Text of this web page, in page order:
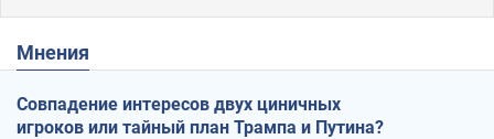
Мнения
Совпадение интересов двух циничных
игроков или тайный план Трампа и Путина?